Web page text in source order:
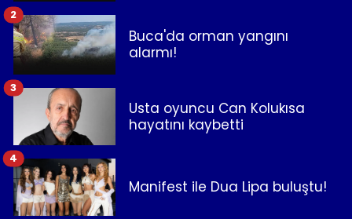
Buca'da orman yangını
alarmı!
2
Usta oyuncu Can Kolukısa
hayatını kaybetti
3
Manifest ile Dua Lipa buluştu!
4